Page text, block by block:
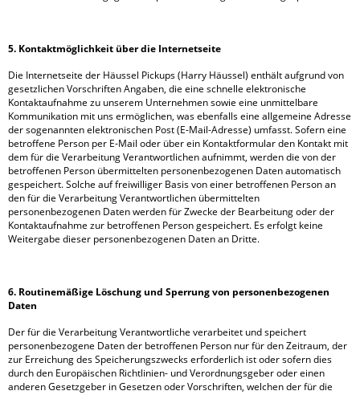
5. Kontaktmöglichkeit über die Internetseite
Die Internetseite der Häussel Pickups (Harry Häussel) enthält aufgrund von
gesetzlichen Vorschriften Angaben, die eine schnelle elektronische
Kontaktaufnahme zu unserem Unternehmen sowie eine unmittelbare
Kommunikation mit uns ermöglichen, was ebenfalls eine allgemeine Adresse
der sogenannten elektronischen Post (E-Mail-Adresse) umfasst. Sofern eine
betroffene Person per E-Mail oder über ein Kontaktformular den Kontakt mit
dem für die Verarbeitung Verantwortlichen aufnimmt, werden die von der
betroffenen Person übermittelten personenbezogenen Daten automatisch
gespeichert. Solche auf freiwilliger Basis von einer betroffenen Person an
den für die Verarbeitung Verantwortlichen übermittelten
personenbezogenen Daten werden für Zwecke der Bearbeitung oder der
Kontaktaufnahme zur betroffenen Person gespeichert. Es erfolgt keine
Weitergabe dieser personenbezogenen Daten an Dritte.
6. Routinemäßige Löschung und Sperrung von personenbezogenen
Daten
Der für die Verarbeitung Verantwortliche verarbeitet und speichert
personenbezogene Daten der betroffenen Person nur für den Zeitraum, der
zur Erreichung des Speicherungszwecks erforderlich ist oder sofern dies
durch den Europäischen Richtlinien- und Verordnungsgeber oder einen
anderen Gesetzgeber in Gesetzen oder Vorschriften, welchen der für die